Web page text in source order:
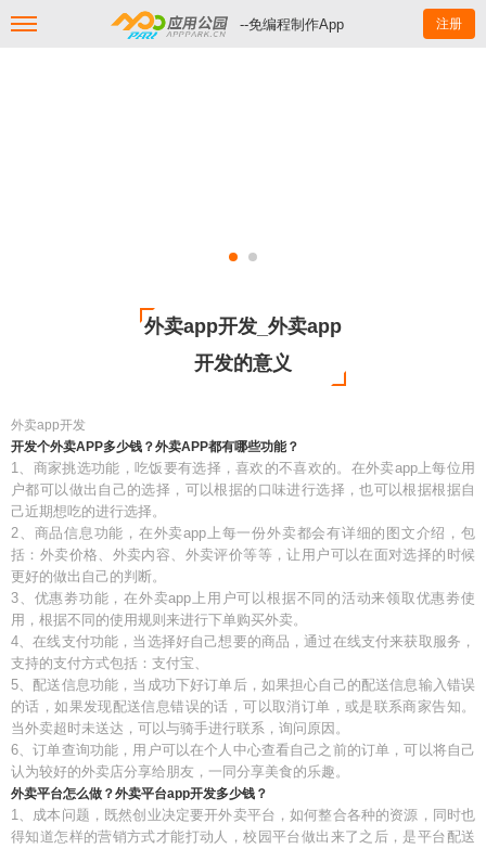
--免编程制作App 注册
外卖app开发_外卖app
开发的意义
外卖app开发
开发个外卖APP多少钱？外卖APP都有哪些功能？
1、商家挑选功能，吃饭要有选择，喜欢的不喜欢的。在外卖app上每位用
户都可以做出自己的选择，可以根据的口味进行选择，也可以根据根据自
己近期想吃的进行选择。
2、商品信息功能，在外卖app上每一份外卖都会有详细的图文介绍，包
括：外卖价格、外卖内容、外卖评价等等，让用户可以在面对选择的时候
更好的做出自己的判断。
3、优惠劵功能，在外卖app上用户可以根据不同的活动来领取优惠劵使
用，根据不同的使用规则来进行下单购买外卖。
4、在线支付功能，当选择好自己想要的商品，通过在线支付来获取服务，
支持的支付方式包括：支付宝、
5、配送信息功能，当成功下好订单后，如果担心自己的配送信息输入错误
的话，如果发现配送信息错误的话，可以取消订单，或是联系商家告知。
当外卖超时未送达，可以与骑手进行联系，询问原因。
6、订单查询功能，用户可以在个人中心查看自己之前的订单，可以将自己
认为较好的外卖店分享给朋友，一同分享美食的乐趣。
外卖平台怎么做？外卖平台app开发多少钱？
1、成本问题，既然创业决定要开外卖平台，如何整合各种的资源，同时也
得知道怎样的营销方式才能打动人，校园平台做出来了之后，是平台配送